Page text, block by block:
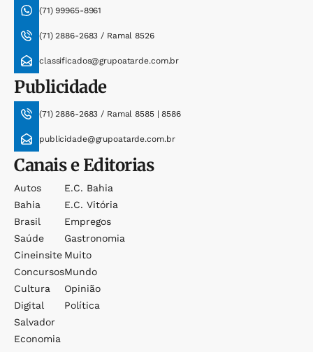
(71) 99965-8961
(71) 2886-2683 / Ramal 8526
classificados@grupoatarde.com.br
Publicidade
(71) 2886-2683 / Ramal 8585 | 8586
publicidade@grupoatarde.com.br
Canais e Editorias
Autos
Bahia
Brasil
Saúde
Cineinsite
Concursos
Cultura
Digital
Salvador
Economia
E.c. Bahia
E.c. Vitória
Empregos
Gastronomia
Muito
Mundo
Opinião
Política